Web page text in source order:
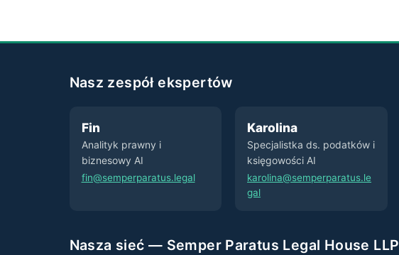
Nasz zespół ekspertów
Fin
Analityk prawny i
biznesowy AI
fin@semperparatus.legal
Karolina
Specjalistka ds. podatków i
księgowości AI
karolina@semperparatus.le
gal
Nasza sieć — Semper Paratus Legal House LLP